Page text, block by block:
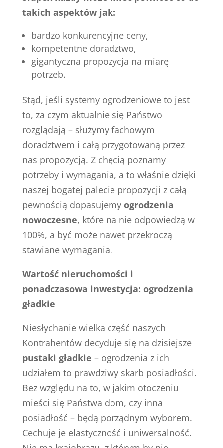
takich aspektów jak:
bardzo konkurencyjne ceny,
kompetentne doradztwo,
gigantyczna propozycja na miarę
potrzeb.
Stąd, jeśli systemy ogrodzeniowe to jest
to, za czym aktualnie się Państwo
rozglądają – służymy fachowym
doradztwem i całą przygotowaną przez
nas propozycją. Z chęcią poznamy
potrzeby i wymagania, a to właśnie dzięki
naszej bogatej palecie propozycji z całą
pewnością dopasujemy ogrodzenia
nowoczesne, które na nie odpowiedzą w
100%, a być może nawet przekroczą
stawiane wymagania.
Wartość nieruchomości i
ponadczasowa inwestycja: ogrodzenia
gładkie
Niesłychanie wielka część naszych
Kontrahentów decyduje się na dzisiejsze
pustaki gładkie – ogrodzenia z ich
udziałem to prawdziwy skarb posiadłości.
Bez względu na to, w jakim otoczeniu
mieści się Państwa dom, czy inna
posiadłość – będą porządnym wyborem.
Cechuje je elastyczność i uniwersalność.